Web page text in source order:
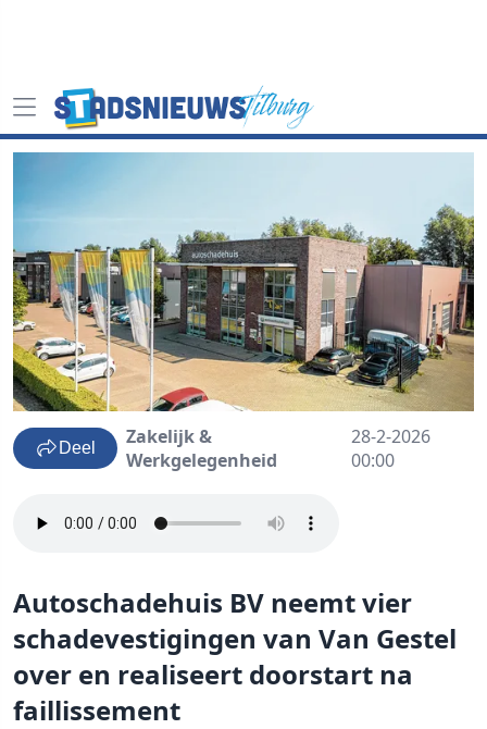
Deel
Zakelijk &
Werkgelegenheid
28-2-2026
00:00
Autoschadehuis BV neemt vier
schadevestigingen van Van Gestel
over en realiseert doorstart na
faillissement